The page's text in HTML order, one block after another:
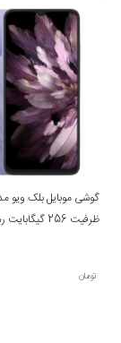
ظرفیت 256 گیگابایت رم 4 گیگابایت
تومان